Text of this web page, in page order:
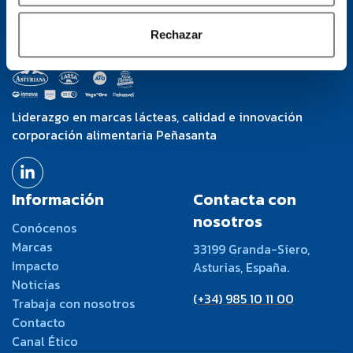
Rechazar
Liderazgo en marcas lácteas, calidad e innovación
corporación alimentaria Peñasanta
Información
Conócenos
Marcas
Impacto
Noticias
Trabaja con nosotros
Contacto
Canal Ético
Contacta con
nosotros
33199 Granda-Siero,
Asturias, España.
(+34) 985 10 11 00